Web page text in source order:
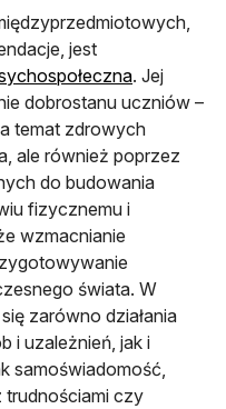
jest
otwiera się
. Jej
dobrostanu uczniów –
temat zdrowych
ale również poprzez
do budowania
fizycznemu i
wzmacnianie
świata. W
zarówno działania
i uzależnień, jak i
samoświadomość,
trudnościami czy